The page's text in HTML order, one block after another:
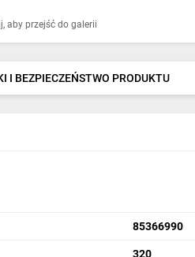
aby przejść do galerii
I BEZPIECZEŃSTWO PRODUKTU
85366990
320